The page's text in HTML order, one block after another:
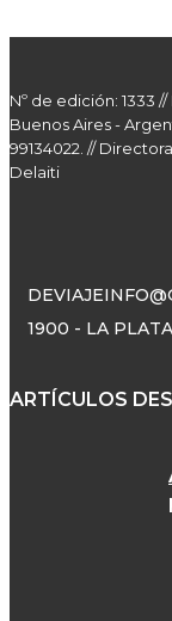
Nº de edición: 1333
Buenos Aires -
99134022. //
Delaiti
1900 - LA PLATA
ARTÍCULOS